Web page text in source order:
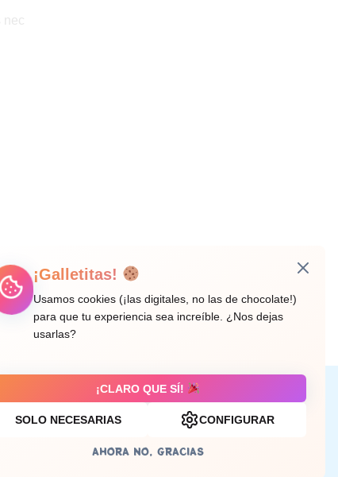
nec
legal
¡Galletitas!
Usamos cookies (¡las digitales, no las de chocolate!)
para que tu experiencia sea increíble. ¿Nos dejas
usarlas?
¡CLARO QUE SÍ!
SOLO NECESARIAS CONFIGURAR
AHORA NO, GRACIAS